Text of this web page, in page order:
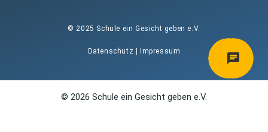
© 2025 Schule ein Gesicht geben e.V.
Datenschutz | Impressum
© 2026 Schule ein Gesicht geben e.V.